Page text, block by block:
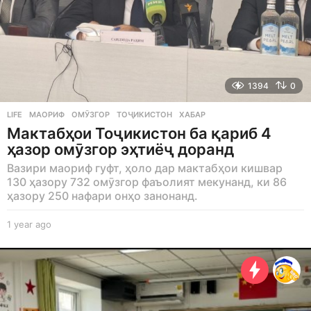
1394 0
LIFE МАОРИФ ,ОМӮЗГОР ,ТОҶИКИСТОН ,ХАБАР
Мактабҳои Тоҷикистон ба қариб 4
ҳазор омӯзгор эҳтиёҷ доранд
Вазири маориф гуфт, ҳоло дар мактабҳои кишвар
130 ҳазору 732 омӯзгор фаъолият мекунанд, ки 86
ҳазору 250 нафари онҳо занонанд.
1 year ago
e
a
r
a